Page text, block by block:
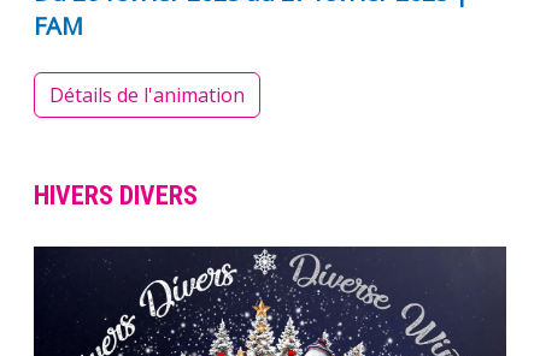
FAM
Détails de l'animation
HIVERS DIVERS